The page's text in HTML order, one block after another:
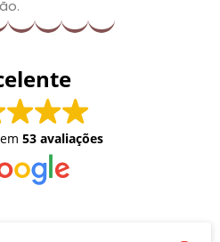
53 avaliações